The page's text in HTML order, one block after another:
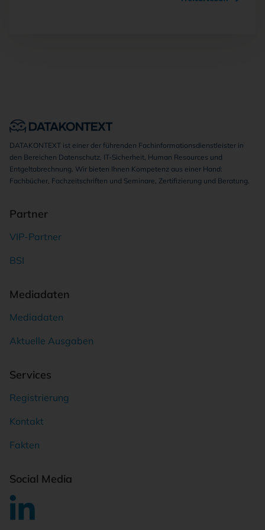
DATAKONTEXT ist einer der führenden Fachinformationsdienstleister in
den Bereichen Datenschutz, IT-Sicherheit, Human Resources und
Entgeltabrechnung. Wir bieten Ihnen Kompetenz aus einer Hand:
Fachbücher, Fachzeitschriften und Seminare, Zertifizierung und Beratung.
Partner
VIP-Partner
BSI
Mediadaten
Mediadaten
Aktuelle Ausgaben
Services
Registrierung
Kontakt
Fakten
Social Media